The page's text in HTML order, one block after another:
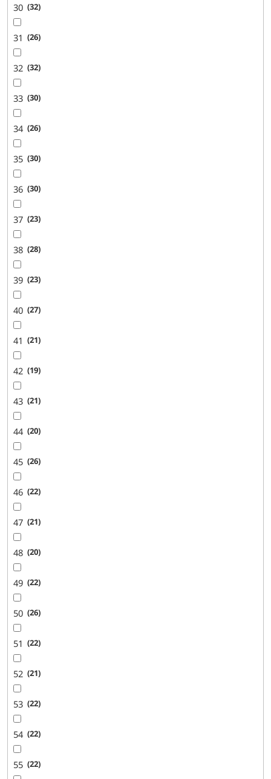
30 32
31 26
32 32
33 30
34 26
35 30
36 30
37 23
38 28
39 23
40 27
41 21
42 19
43 21
44 20
45 26
46 22
47 21
48 20
49 22
50 26
51 22
52 21
53 22
54 22
55 22